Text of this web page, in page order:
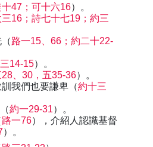
十47；可十六16）。
三16；詩七十七19；約三
路一15、66；約二十22-
14-15）。
、30，五35-36）。
我們也要謙卑（約十三
約一29-31）。
路一76），介紹人認識基督
）。